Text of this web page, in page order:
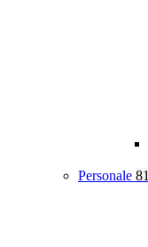
Personale 81